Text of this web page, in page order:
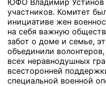
ЮФО Владимир Устинов
участников. Комитет
инициативе жен
на себя важную
забот о доме и семье,
объединили
всех неравнодушных
всесторонней
специальной военной